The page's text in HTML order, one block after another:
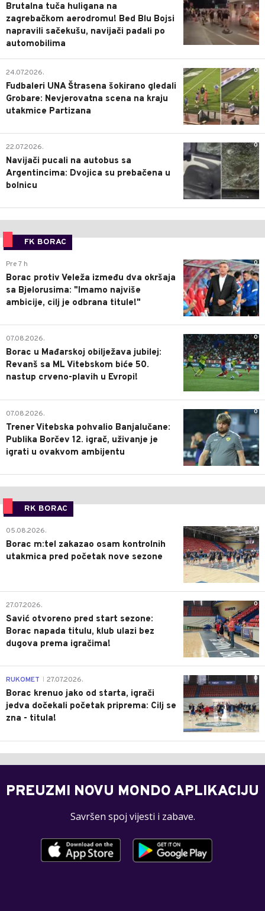
Brutalna tuča huligana na
zagrebačkom aerodromu! Bed Blu Bojsi
napravili sačekušu, navijači padali po
automobilima
0
24.07.2026.
Fudbaleri UNA Štrasena šokirano gledali
Grobare: Nevjerovatna scena na kraju
utakmice Partizana
0
22.07.2026.
Navijači pucali na autobus sa
Argentincima: Dvojica su prebačena u
bolnicu
FK BORAC
0
Pre 7 h
Borac protiv Veleža između dva okršaja
sa Bjelorusima: "Imamo najviše
ambicije, cilj je odbrana titule!"
0
07.08.2026.
Borac u Mađarskoj obilježava jubilej:
Revanš sa ML Vitebskom biće 50.
nastup crveno-plavih u Evropi!
0
07.08.2026.
Trener Vitebska pohvalio Banjalučane:
Publika Borčev 12. igrač, uživanje je
igrati u ovakvom ambijentu
RK BORAC
0
05.08.2026.
Borac m:tel zakazao osam kontrolnih
utakmica pred početak nove sezone
0
27.07.2026.
Savić otvoreno pred start sezone:
Borac napada titulu, klub ulazi bez
dugova prema igračima!
0
RUKOMET 27.07.2026.
Borac krenuo jako od starta, igrači
jedva dočekali početak priprema: Cilj se
zna - titula!
PREUZMI NOVU MONDO APLIKACIJU
Savršen spoj vijesti i zabave.